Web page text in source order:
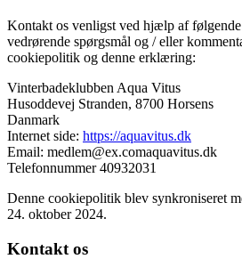
Kontakt os venligst ved hjælp af
vedrørende spørgsmål og / eller
cookiepolitik og denne erklæring:
Vinterbadeklubben Aqua Vitus
Husoddevej Stranden, 8700 Horsens
Danmark
Internet side: https://aquavitus.dk
Email: medlem@ex.comaquavitus.dk
Telefonnummer 40932031
Denne cookiepolitik blev synkroniseret
24. oktober 2024.
Kontakt os